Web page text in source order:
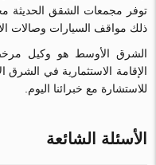
توفر مجمعات الشقق الحديثة
ذلك مواقف السيارات وصالات
الشرق الأوسط هو وكيل
الإقامة الاستثمارية في
للاستشارة مع خبرائنا اليوم.
الأسئلة الشائعة